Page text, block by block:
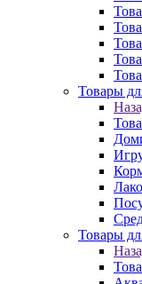
Товары
Товары